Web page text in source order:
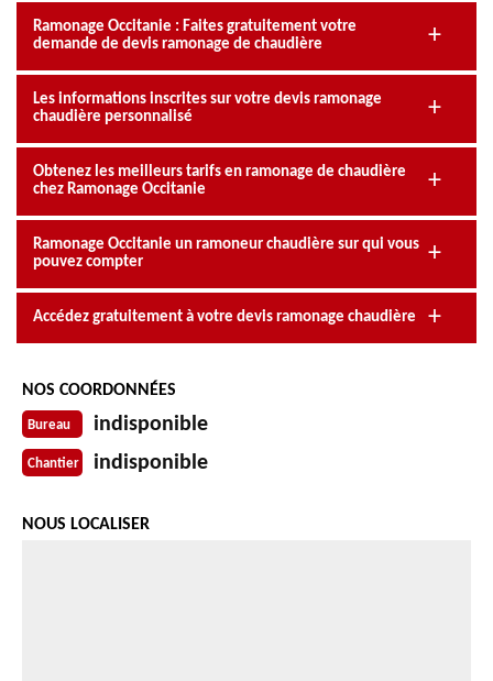
Ramonage Occitanie : Faites gratuitement votre
demande de devis ramonage de chaudière
Les informations inscrites sur votre devis ramonage
chaudière personnalisé
Obtenez les meilleurs tarifs en ramonage de chaudière
chez Ramonage Occitanie
Ramonage Occitanie un ramoneur chaudière sur qui vous
pouvez compter
Accédez gratuitement à votre devis ramonage chaudière
NOS COORDONNÉES
Bureau indisponible
Chantier indisponible
NOUS LOCALISER